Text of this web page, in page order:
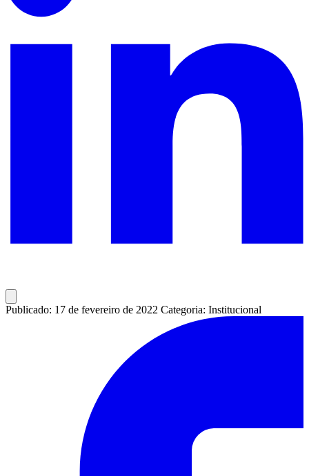
Publicado: 17 de fevereiro de 2022 Categoria: Institucional